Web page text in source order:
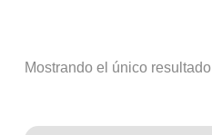
Mostrando el único resultado